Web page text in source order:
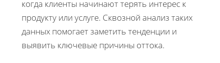
когда клиенты начинают терять интерес к
продукту или услуге. Сквозной анализ таких
данных помогает заметить тенденции и
выявить ключевые причины оттока.